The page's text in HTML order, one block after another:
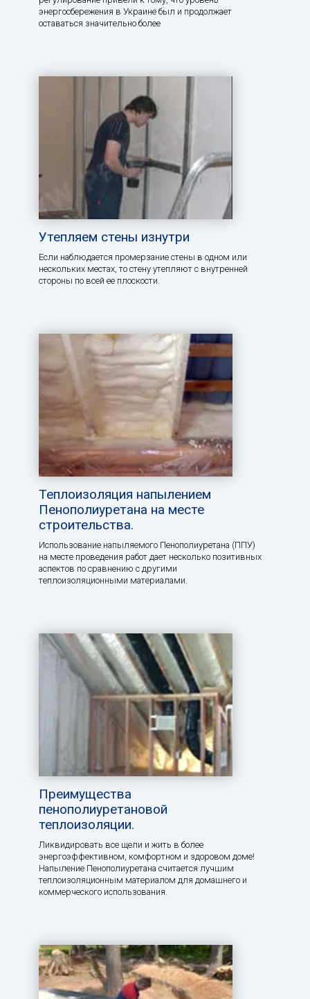
энергосбережения в Украине был и продолжает
оставаться значительно более
Утепляем стены изнутри
Если наблюдается промерзание стены в одном или
нескольких местах, то стену утепляют с внутренней
стороны по всей ее плоскости.
Теплоизоляция напылением
Пенополиуретана на месте
строительства.
Использование напыляемого Пенополиуретана (ППУ)
на месте проведения работ дает несколько позитивных
аспектов по сравнению с другими
теплоизоляционными материалами.
Преимущества
пенополиуретановой
теплоизоляции.
Ликвидировать все щели и жить в более
энергоэффективном, комфортном и здоровом доме!
Напыление Пенополиуретана считается лучшим
теплоизоляционным материалом для домашнего и
коммерческого использования.